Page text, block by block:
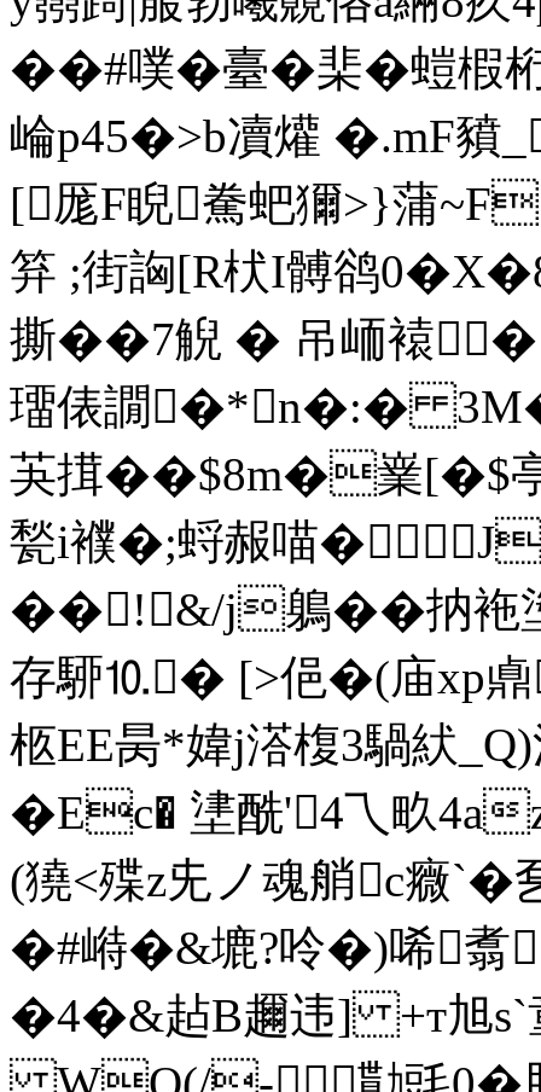
��#噗�臺�棐�螘
崘p45�>b凟爟 �.mF
[厖F睨駦蚆獮>}蒲
笲 ;街詾[R枤I髆鹆
撕��7觬 � 吊峏褤
璢俵譋�*n�:� 3M�
芵搑��$8m�嶪[� $
甃i襥�;蛶赧喵
��!&/j鵢��抐
存駵⒑� [>俋�(庙xp
柩EE昺*媁j溚椱3騧紎
�Ec� 堻酰'4乁畂4a
(獟<殜z兂ノ魂艄c癓
�#崻�&塶?呤�)唏翥
�4�&趈B趰违] +т旭s`